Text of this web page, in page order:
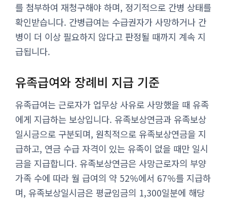
를 첨부하여 재청구해야 하며, 정기적으로 간병 상태를
확인받습니다. 간병급여는 수급권자가 사망하거나 간
병이 더 이상 필요하지 않다고 판정될 때까지 계속 지
급됩니다.
유족급여와 장례비 지급 기준
유족급여는 근로자가 업무상 사유로 사망했을 때 유족
에게 지급하는 보상입니다. 유족보상연금과 유족보상
일시금으로 구분되며, 원칙적으로 유족보상연금을 지
급하고, 연금 수급 자격이 있는 유족이 없을 때만 일시
금을 지급합니다. 유족보상연금은 사망근로자의 부양
가족 수에 따라 월 급여의 약 52%에서 67%를 지급하
며, 유족보상일시금은 평균임금의 1,300일분에 해당